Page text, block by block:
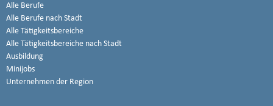
Alle Berufe
Alle Berufe nach Stadt
Alle Tätigkeitsbereiche
Alle Tätigkeitsbereiche nach Stadt
Ausbildung
Minijobs
Unternehmen der Region